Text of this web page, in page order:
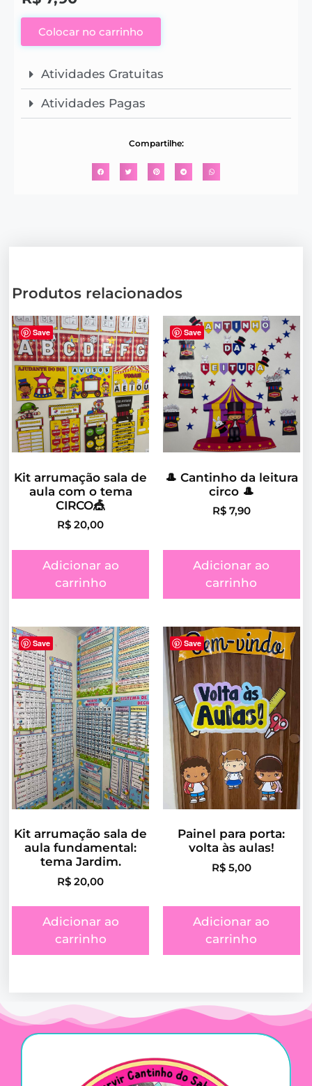
Colocar no carrinho
Atividades Gratuitas
Atividades Pagas
Compartilhe:
Produtos relacionados
Save
Kit arrumação sala de
aula com o tema
CIRCO🎪
R$ 20,00
Adicionar ao
carrinho
Save
🎩 Cantinho da leitura
circo 🎩
R$7,90
Adicionar ao
carrinho
Save
Kit arrumação sala de
aula fundamental:
tema Jardim.
R$ 20,00
Adicionar ao
carrinho
Save
Painel para porta:
volta às aulas!
R$5,00
Adicionar ao
carrinho